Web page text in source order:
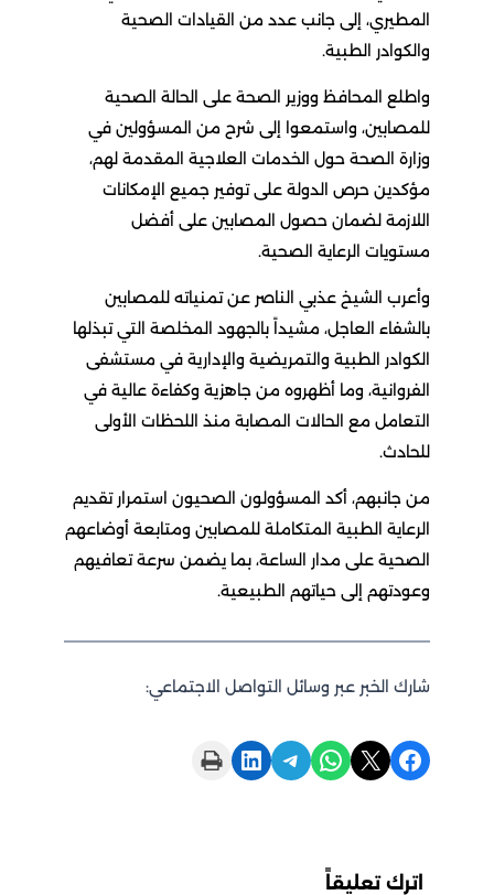
المطيري، إلى جانب عدد من القيادات الصحية
والكوادر الطبية.
واطلع المحافظ ووزير الصحة على الحالة الصحية
للمصابين، واستمعوا إلى شرح من المسؤولين في
وزارة الصحة حول الخدمات العلاجية المقدمة لهم،
مؤكدين حرص الدولة على توفير جميع الإمكانات
اللازمة لضمان حصول المصابين على أفضل
مستويات الرعاية الصحية.
وأعرب الشيخ عذبي الناصر عن تمنياته للمصابين
بالشفاء العاجل، مشيداً بالجهود المخلصة التي تبذلها
الكوادر الطبية والتمريضية والإدارية في مستشفى
الفروانية، وما أظهروه من جاهزية وكفاءة عالية في
التعامل مع الحالات المصابة منذ اللحظات الأولى
للحادث.
من جانبهم، أكد المسؤولون الصحيون استمرار تقديم
الرعاية الطبية المتكاملة للمصابين ومتابعة أوضاعهم
الصحية على مدار الساعة، بما يضمن سرعة تعافيهم
وعودتهم إلى حياتهم الطبيعية.
شارك الخبر عبر وسائل التواصل الاجتماعي:
Share on Facebook
Share on X
Share on WhatsApp
Share on Telegram
Share on LinkedIn
Print this Page
اترك تعليقاً